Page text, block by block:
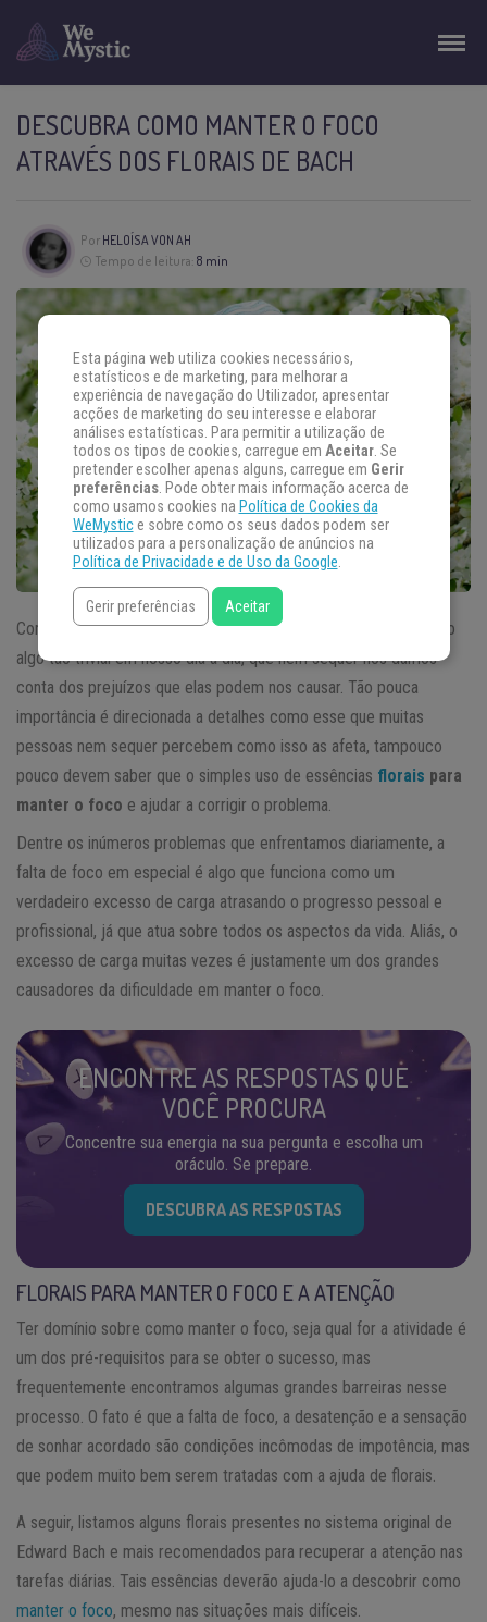
DESCUBRA COMO MANTER O FOCO
ATRAVÉS DOS FLORAIS DE BACH
Por HELOÍSA VON AH
Tempo de leitura: 8 min
Como manter o foco? Dificuldades como essa muitas vezes são
algo tão trivial em nosso dia a dia, que nem sequer nos damos
conta dos prejuízos que elas podem nos causar. Tão pouca
importância é direcionada a detalhes como esse que muitas
pessoas nem sequer percebem como isso as afeta, tampouco
pouco devem saber que o simples uso de essências florais para
manter o foco e ajudar a corrigir o problema.
Dentre os inúmeros problemas que enfrentamos diariamente, a
falta de foco em especial é algo que funciona como um
verdadeiro excesso de carga atrasando o progresso pessoal e
profissional, já que atua sobre todos os aspectos da vida. Aliás, o
excesso de carga muitas vezes é justamente um dos grandes
causadores da dificuldade em manter o foco.
ENCONTRE AS RESPOSTAS QUE
VOCÊ PROCURA
Concentre sua energia na sua pergunta e escolha um
oráculo. Se prepare.
DESCUBRA AS RESPOSTAS
FLORAIS PARA MANTER O FOCO E A ATENÇÃO
Ter domínio sobre como manter o foco, seja qual for a atividade é
um dos pré-requisitos para se obter o sucesso, mas
frequentemente encontramos algumas grandes barreiras nesse
processo. O fato é que a falta de foco, a desatenção e a sensação
de sonhar acordado são condições incômodas de impotência, mas
que podem muito bem serem tratadas com a ajuda de florais.
A seguir, listamos alguns florais presentes no sistema original de
Edward Bach e mais recomendados para recuperar a atenção nas
tarefas diárias. Tais essências deverão ajuda-lo a descobrir como
manter o foco, mesmo nas situações mais difíceis.
Esta página web utiliza cookies necessários,
estatísticos e de marketing, para melhorar a
experiência de navegação do Utilizador, apresentar
acções de marketing do seu interesse e elaborar
análises estatísticas. Para permitir a utilização de
todos os tipos de cookies, carregue em Aceitar. Se
pretender escolher apenas alguns, carregue em Gerir
preferências. Pode obter mais informação acerca de
como usamos cookies na Política de Cookies da
WeMystice sobre como os seus dados podem ser
utilizados para a personalização de anúncios na
Política de Privacidade e de Uso da Google.
Gerir preferências Aceitar